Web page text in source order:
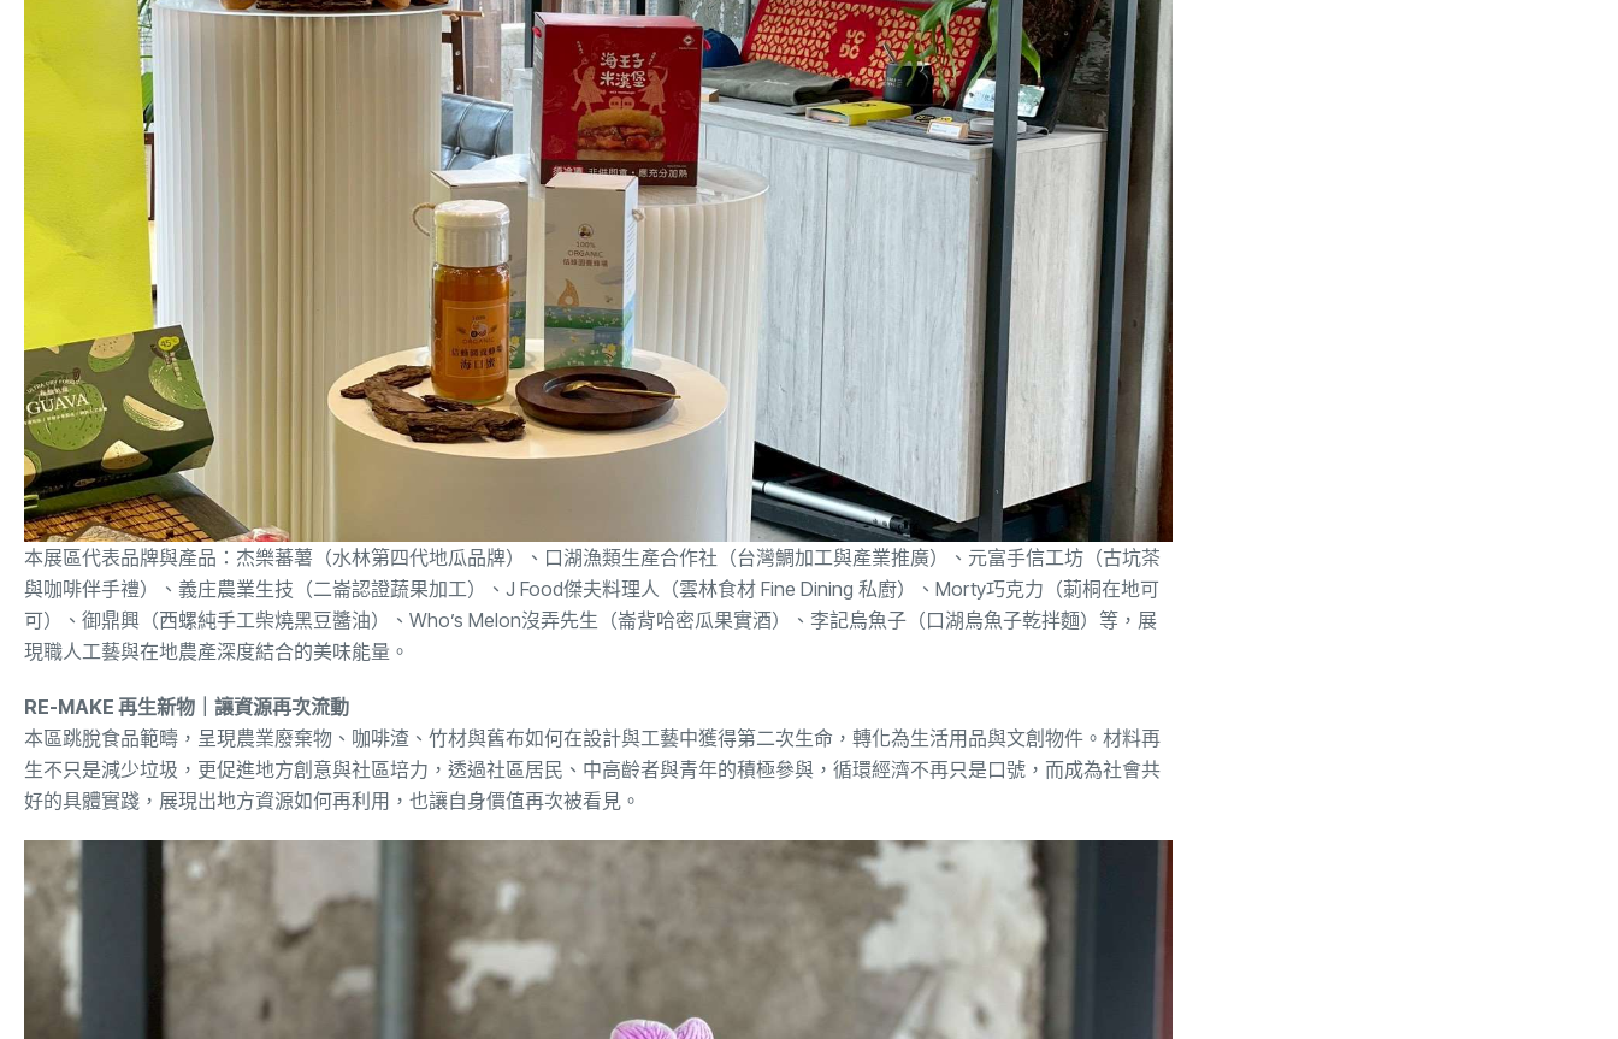
本展區代表品牌與產品：杰樂蕃薯（水林第四代地瓜品牌）、口湖漁類生產合作社（台灣鯛加工與產業推廣）、元富手信工坊（古坑茶
與咖啡伴手禮）、義庄農業生技（二崙認證蔬果加工）、J Food傑夫料理人（雲林食材 Fine Dining 私廚）、Morty巧克力（莿桐在地可
可）、御鼎興（西螺純手工柴燒黑豆醬油）、Who’s Melon沒弄先生（崙背哈密瓜果實酒）、李記烏魚子（口湖烏魚子乾拌麵）等，展
現職人工藝與在地農產深度結合的美味能量。
RE-MAKE 再生新物｜讓資源再次流動
本區跳脫食品範疇，呈現農業廢棄物、咖啡渣、竹材與舊布如何在設計與工藝中獲得第二次生命，轉化為生活用品與文創物件。材料再
生不只是減少垃圾，更促進地方創意與社區培力，透過社區居民、中高齡者與青年的積極參與，循環經濟不再只是口號，而成為社會共
好的具體實踐，展現出地方資源如何再利用，也讓自身價值再次被看見。